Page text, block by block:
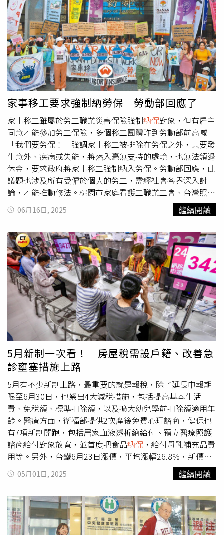
上，但動輒數十萬的醫療費用單靠飼主其實難以承擔，還需
要藉助協會募款，才能完成治療。陳駿季表示，增訂執勤犬
強制納保規定，盼能打造動物健康福利永續新典範，而首波
對象為「服役期間之執勤犬」，9月起先以自願投保形式試
辦，明年1月起強制實施，所有保費由農業部全額支應，未
來也將研擬退役後執勤犬、民間工作犬納入保險。合作的南
山產物說明，保單考量執勤犬面臨的意外、疾病風險，設計
門診每次理賠1200元、每年限5次，住院每次最高5000元、
手術最高4萬元、喪葬費用5000元，全年保費為1萬3374
元，不分犬種、工作類別統一適用。
家事移工要求強制納勞保 勞動部回應了
家事移工雖屬於勞工職業災害保險強制納保對象，但有雇主
同意才能參加勞工保險，多個移工團體昨到勞動部前高喊
「我們要勞保！」強調家事移工被排除在勞保之外，只要發
生意外、疾病或失能，將落入毫無支持的處境，也無法領退
休金，要求政府將家事移工強制納入勞保。勞動部回應，此
議題也涉及所有受僱於個人的勞工，需經社會各界深入討
論，才能推動修法。桃園市家庭看護工職業工會、台灣照顧
勞動產業工會、台灣移工聯盟等多個移工團體，在「國際家
事勞動者日」前夕舉行記者會，指國內20萬餘名家事移工至
今被以「聘僱人數未達5人」為由，未強制納入勞保，儘管
雇主能自願為其加保，家事移工仍被制度性排除。台灣照顧
勞動產業工會代表Marni表示，家庭看護工只被納入職災保
險，雖能提供醫療費用、傷殘補助，但無法因應日常真正面
對的風險跟需求，她的好友Thia罹患子宮肌瘤，因為沒有勞
保，生病及恢復期間完全沒有收入，也無法請病假並領有津
貼。她質疑，難道只因為工作地點在家庭，就不被當成真正
勞工？家庭看護工就不可能生病、懷孕、生產，也不需要老
年生活保障？24小時待命、工作沉重、責任重大，卻得不到
應有的保障。桃園市家庭看護工職業工會代表Carol強調，
家庭看護工不是要求特別待遇，只是希望像台灣其他勞工一
樣被尊嚴、公平與平等的法律保障對待，國際勞工組織第
189號公約也明確指出，家事勞工應享有不亞於其他勞工的
社會保障。勞保是生存必要保障，呼籲政府將他們納入勞
保。勞動部勞動力發展署組長蘇裕國表示，家事移工2022
年起已是勞工職業災害保險強制納保對象，雇主也需為其投
保新台幣30萬元的意外保險，但若要強制納入勞保，涉及到
所有受僱於個人的勞工，需要各界討論才能推動，現階段將
持續透過多管道鼓勵雇主與移工合意自願加保。
06月16日, 2025 繼續閱讀
5月新制一次看！ 房屋稅需設戶籍、改善急
診壅塞措施上路
5月有不少新制上路，最重要的就是報稅，除了延長申報期
限至6月30日，也祭出4大減稅措施，包括提高基本生活
費、免稅額、標準扣除額，以及擴大幼兒學前扣除額適用年
齡。醫療方面，衛福部提供2次產後免費心理諮商，健保也
有7項新制開跑，包括居家血液透析納給付、預立醫療照護
諮商給付對象放寬，並首度把食品納保 ，給付母乳補充品費
用等。另外，台鐵6月23日漲價，平均漲幅26.8%，新價格
自5月26日起訂票適用；赴泰旅遊必須在預定抵達日期前3
天內，提交泰國數位入境卡。以下是5月新制，一次看完所
有新措施。綜合所得稅綜合1.報稅延長、4大減稅措施上路
財政部延長綜合所得稅及營利事業所得稅申報及繳納期限，
從原本的5月31日延長至6月30日。今年綜所稅報稅有4大新
制變動，基本生活費提高至21萬元；每人免稅額提高至9.7
05月01日, 2025 繼續閱讀